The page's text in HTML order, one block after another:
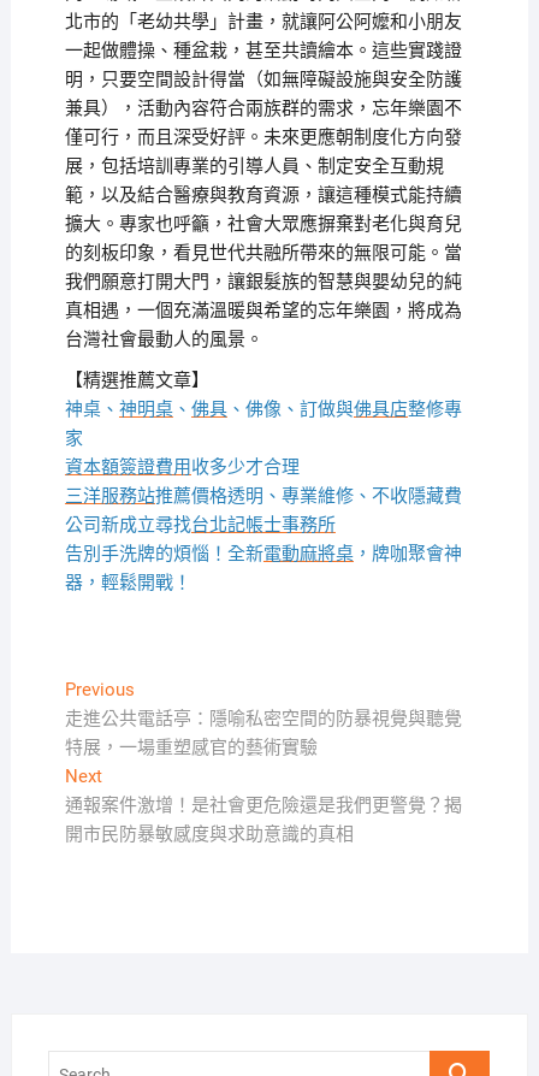
北市的「老幼共學」計畫，就讓阿公阿嬤和小朋友
一起做體操、種盆栽，甚至共讀繪本。這些實踐證
明，只要空間設計得當（如無障礙設施與安全防護
兼具），活動內容符合兩族群的需求，忘年樂園不
僅可行，而且深受好評。未來更應朝制度化方向發
展，包括培訓專業的引導人員、制定安全互動規
範，以及結合醫療與教育資源，讓這種模式能持續
擴大。專家也呼籲，社會大眾應摒棄對老化與育兒
的刻板印象，看見世代共融所帶來的無限可能。當
我們願意打開大門，讓銀髮族的智慧與嬰幼兒的純
真相遇，一個充滿溫暖與希望的忘年樂園，將成為
台灣社會最動人的風景。
【精選推薦文章】
神桌、 神明桌、 佛具、佛像、訂做與佛具店整修專
家
資本額簽證費用收多少才合理
三洋服務站推薦價格透明、專業維修、不收隱藏費
公司新成立尋找台北記帳士事務所
告別手洗牌的煩惱！全新電動麻將桌，牌咖聚會神
器，輕鬆開戰！
文
章
導
覽
PreviousPrevious
post:
走進公共電話亭：隱喻私密空間的防暴視覺與聽覺
特展，一場重塑感官的藝術實驗
NextNext
post:
通報案件激增！是社會更危險還是我們更警覺？揭
開市民防暴敏感度與求助意識的真相
Search